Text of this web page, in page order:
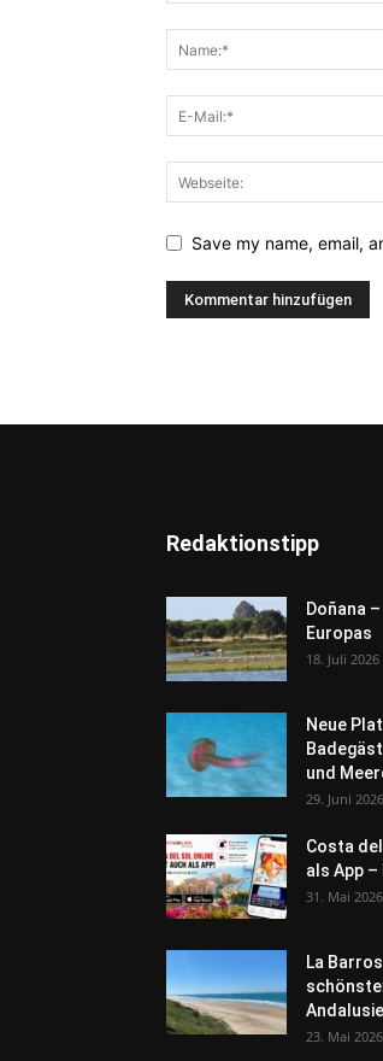
Save my name, email,
Redaktionstipp
Doñana
Europas
18. Juli 2026
Neue
und
29. Juni 2026
Costa
als App
31. Mai 2026
La
23. Mai 2026